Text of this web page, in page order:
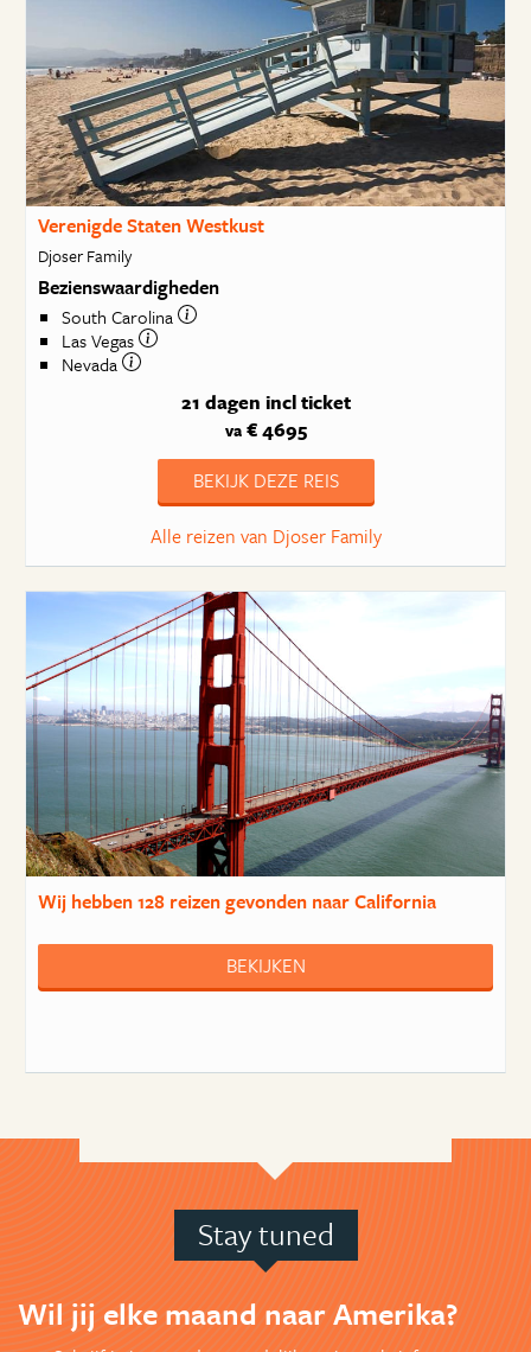
Verenigde Staten Westkust
Djoser Family
Bezienswaardigheden
South Carolina
Las Vegas
Nevada
21 dagen incl ticket
va€ 4695
BEKIJK DEZE REIS
Alle reizen van Djoser Family
Wij hebben128 reizengevonden naar California
BEKIJKEN
Stay tuned
Wil jij elke maand naar Amerika?